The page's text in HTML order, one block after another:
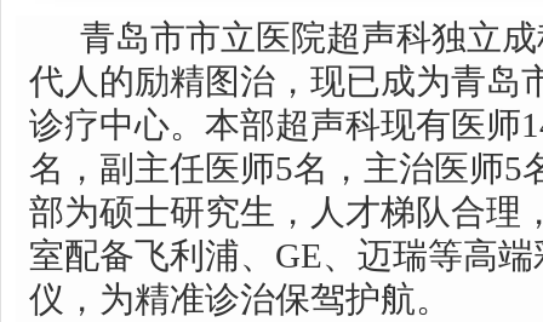
青岛市市立医院超声科独立成
代人的励精图治，现已成为青岛
诊疗中心。本部超声科现有医师
名，副主任医师5名，主治医师5
部为硕士研究生，人才梯队合理
室配备飞利浦、GE、迈瑞等高
仪，为精准诊治保驾护航。